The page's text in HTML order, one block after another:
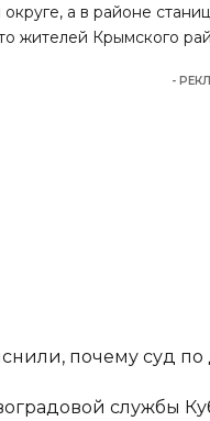
а в районе
жителей Крымского
-
почему суд
службы